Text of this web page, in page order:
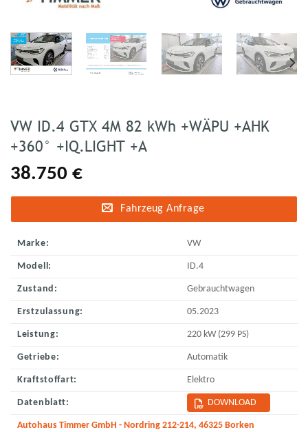
VW ID.4 GTX 4M 82 kWh +WÄPU +AHK
+360° +IQ.LIGHT +A
38.750 €
Fahrzeug Anfrage
Marke: VW
Modell: ID.4
Zustand: Gebrauchtwagen
Erstzulassung: 05.2023
Leistung: 220 kW (299 PS)
Getriebe: Automatik
Kraftstoffart: Elektro
Datenblatt: DOWNLOAD
Autohaus Timmer GmbH - Nordring 212-214, 46325 Borken